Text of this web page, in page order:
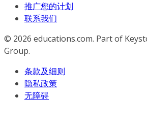
推广您的计划
联系我们
© 2026 educations.com. Part of
Group.
条款及细则
隐私政策
无障碍